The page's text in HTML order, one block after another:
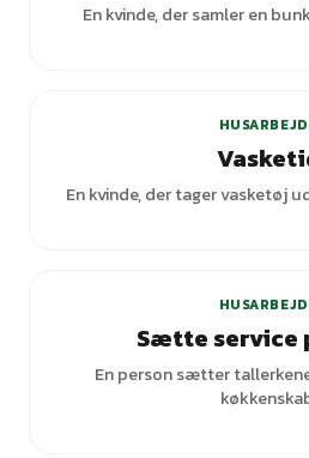
En kvinde, der samler en
En kvinde, der tager vasketøj
Sætte service
En person sætter